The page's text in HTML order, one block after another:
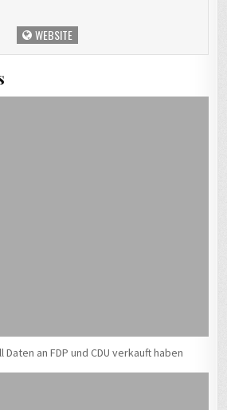
WEBSITE
an FDP und CDU verkauft haben